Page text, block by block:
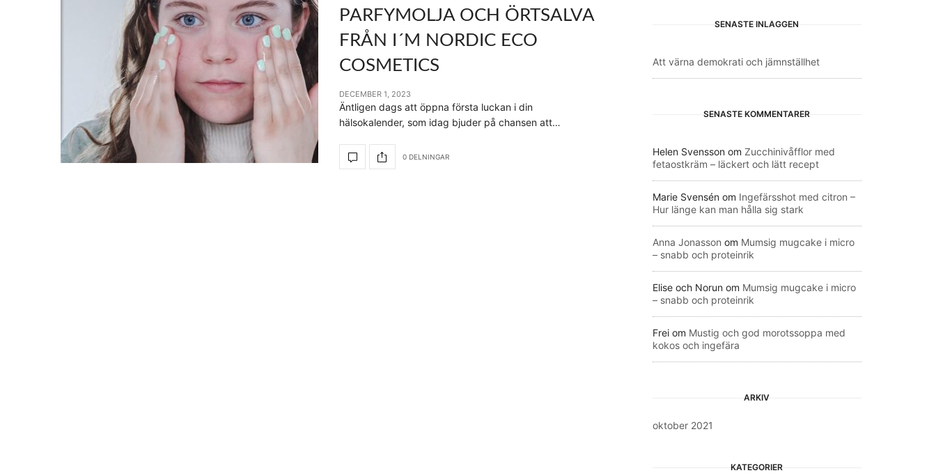
PARFYMOLJA OCH ÖRTSALVA
FRÅN I´M NORDIC ECO
COSMETICS
DECEMBER 1, 2023
Äntligen dags att öppna första luckan i din
hälsokalender, som idag bjuder på chansen att…
0 DELNINGAR
SENASTE INLÄGGEN
Att värna demokrati och jämnställhet
SENASTE KOMMENTARER
Helen Svensson om Zucchinivåfflor med
fetaostkräm – läckert och lätt recept
Marie Svensén om Ingefärsshot med citron –
Hur länge kan man hålla sig stark
Anna Jonasson om Mumsig mugcake i micro
– snabb och proteinrik
Elise och Norun om Mumsig mugcake i micro
– snabb och proteinrik
Frei om Mustig och god morotssoppa med
kokos och ingefära
ARKIV
oktober 2021
KATEGORIER